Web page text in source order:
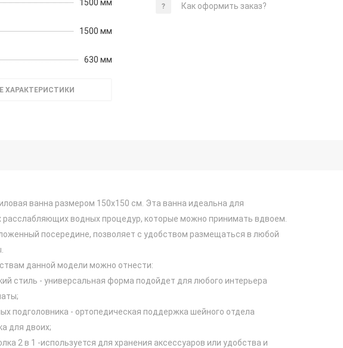
1500 мм
1500 мм
630 мм
ХАРАКТЕРИСТИКИ
Как оформить заказ?
ванна размером 150х150 см. Эта ванна идеальна для
расслабляющих водных процедур, которые можно принимать вдвоем.
посередине, позволяет с удобством размещаться в любой
данной модели можно отнести:
стиль - универсальная форма подойдет для любого интерьера
подголовника - ортопедическая поддержка шейного отдела
для двоих;
2 в 1 -используется для хранения аксессуаров или удобства и